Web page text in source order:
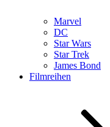
Marvel
DC
Star Wars
Star Trek
James Bond
Filmreihen